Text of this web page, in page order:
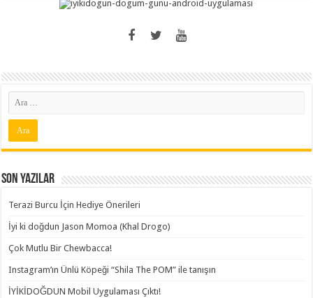
Son Yazılar
Terazi Burcu İçin Hediye Önerileri
İyi ki doğdun Jason Momoa (Khal Drogo)
Çok Mutlu Bir Chewbacca!
Instagram’ın Ünlü Köpeği “Shila The POM” ile tanışın
İYİKİDOĞDUN Mobil Uygulaması Çıktı!